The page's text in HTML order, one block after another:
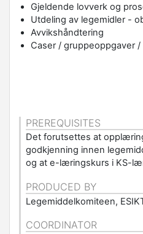
Gjeldende lovverk og
Utdeling av legemidler -
Avvikshåndtering
Caser / gruppeoppgaver /
PREREQUISITES
Det forutsettes at
godkjenning innen
og at e-læringskurs i KS-
PRODUCED BY
Legemiddelkomiteen,
COORDINATOR